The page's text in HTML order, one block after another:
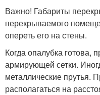
Важно! Габариты
перекрываемого
опереть его на стены.
Когда опалубка готова,
армирующей сетки.
металлические прутья.
располагаться на